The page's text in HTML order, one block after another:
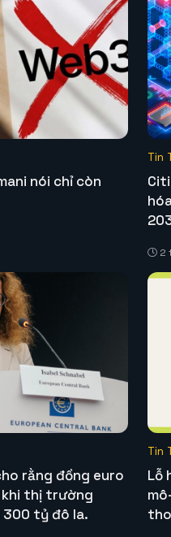
nói chỉ còn
Tin
2
rằng đồng euro
thị trường
tỷ đô la.
Tin
Lỗ